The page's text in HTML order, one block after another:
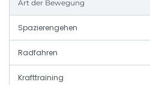
Art der Bewegung
Spazierengehen
Radfahren
Krafttraining